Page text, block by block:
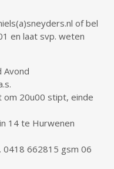
of bel
en laat svp. weten
Avond
om 20u00 stipt, einde
14 te Hurwenen
0418 662815 gsm 06